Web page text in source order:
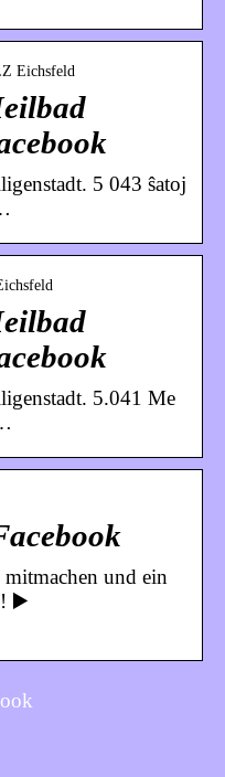
Eichsfeld
5 043 ŝatoj
5.041 Me
und ein
▶️